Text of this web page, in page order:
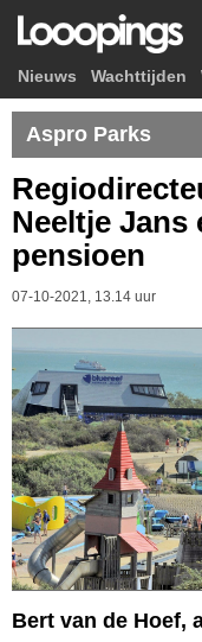
Nieuws Wachttijden
Aspro Parks
Neeltje Jans
pensioen
07-10-2021, 13.14 uur
Bert van de Hoef,